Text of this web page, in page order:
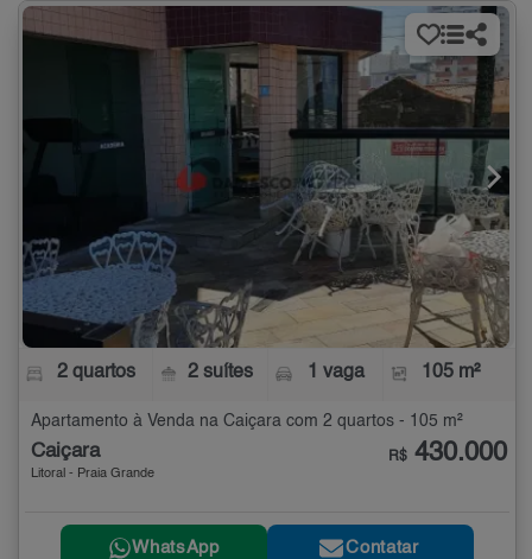
2 quartos 2 suítes 1 vaga 105 m²
Apartamento à Venda na Caiçara com 2 quartos - 105 m²
Caiçara
Litoral - Praia Grande
R$ 430.000
WhatsApp Contatar